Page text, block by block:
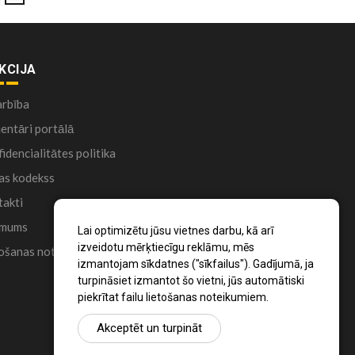
Lai optimizētu jūsu vietnes darbu, kā arī
izveidotu mērķtiecīgu reklāmu, mēs
izmantojam sīkdatnes ("sīkfailus"). Gadījumā, ja
turpināsiet izmantot šo vietni, jūs automātiski
piekrītat failu lietošanas noteikumiem.
Akceptēt un turpināt
portālā
politika
kodekss
noteikumi